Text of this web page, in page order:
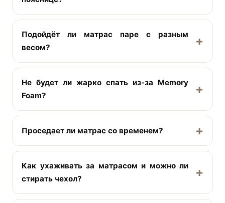
Подойдёт ли матрас паре с разным
весом?
Не будет ли жарко спать из-за Memory
Foam?
Проседает ли матрас со временем?
Как ухаживать за матрасом и можно ли
стирать чехол?